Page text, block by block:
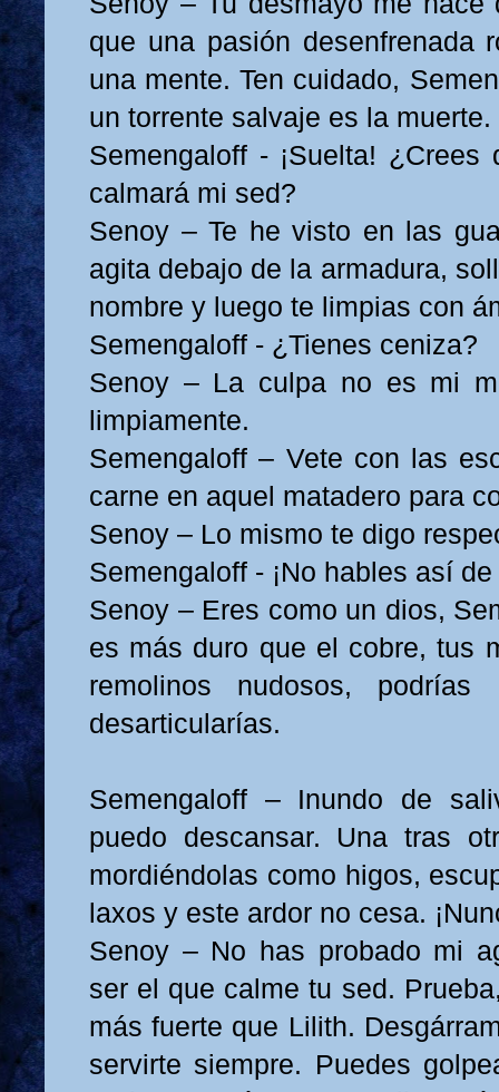
que una pasión desenfrenada
una mente. Ten cuidado,
un torrente salvaje es la muerte.
Semengaloff - ¡Suelta!
calmará mi sed?
Senoy – Te he visto en las
agita debajo de la armadura,
nombre y luego te limpias con
Semengaloff - ¿Tienes ceniza?
Senoy – La culpa no es mi
limpiamente.
Semengaloff – Vete con las
carne en aquel matadero para
Senoy – Lo mismo te digo
Semengaloff - ¡No hables así
Senoy – Eres como un dios,
es más duro que el cobre, tus
remolinos nudosos,
desarticularías.
Semengaloff – Inundo de
puedo descansar. Una tras
mordiéndolas como higos,
laxos y este ardor no cesa.
Senoy – No has probado mi
ser el que calme tu sed.
más fuerte que Lilith.
servirte siempre. Puedes